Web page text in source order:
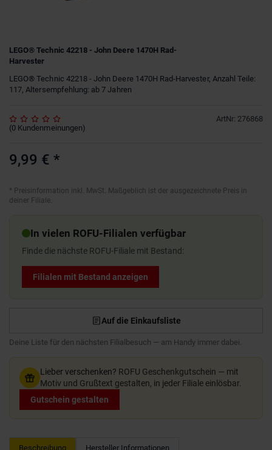
LEGO® Technic 42218 - John Deere 1470H Rad-
Harvester
LEGO® Technic 42218 - John Deere 1470H Rad-Harvester, Anzahl Teile:
117, Altersempfehlung: ab 7 Jahren
ArtNr: 276868
(0 Kundenmeinungen)
9,99 € *
* Preisinformation inkl. MwSt. Maßgeblich ist der ausgezeichnete Preis in
deiner Filiale.
In vielen ROFU-Filialen verfügbar
Finde die nächste ROFU-Filiale mit Bestand:
Filialen mit Bestand anzeigen
Auf die Einkaufsliste
Deine Liste für den nächsten Filialbesuch — am Handy immer dabei.
Lieber verschenken? ROFU Geschenkgutschein — mit
Motiv und Grußtext gestalten, in jeder Filiale einlösbar.
Gutschein gestalten
Beschreibung Hersteller Informationen